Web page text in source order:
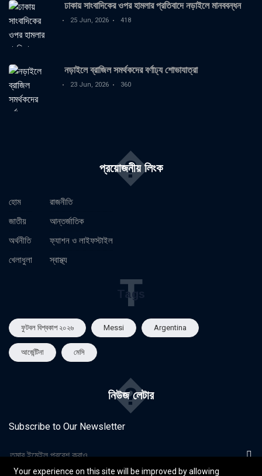
ঢাকায় সাংবাদিকের ওপর হামলার প্রতিবাদে নড়াইলে মানববন্ধন
25 Jun, 2026 418
নড়াইলে ব্রাজিল সমর্থকদের বর্ণাঢ্য শোভাযাত্রা
23 Jun, 2026 360
প্রয়োজনীয় লিংক
�
হোম
জাতীয়
অর্থনীতি
খেলাধুলা
রাজনীতি
আন্তর্জাতিক
ফ্যাশন ও লাইফস্টাইল
স্বাস্থ্য
Tags
T
ফুটবল বিশ্বকাপ ২০২৬ Messi Argentina
আর্জেন্টিনা মেসি
নিউজ লেটার
�
Subscribe to Our Newsletter
Your experience on this site will be improved by allowing